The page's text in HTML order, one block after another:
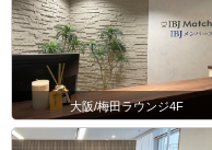
大阪/梅田ラウンジ4F